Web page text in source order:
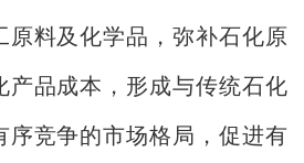
原料及化学品，弥补石化原
产品成本，形成与传统石化
序竞争的市场格局，促进有